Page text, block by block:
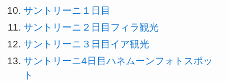
サントリーニ１日目
サントリーニ２日目フィラ観光
サントリーニ３日目イア観光
サントリーニ4日目ハネムーンフォトスポッ
ト